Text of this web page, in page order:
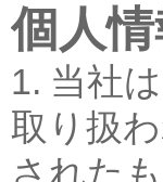
個人
1. 当社
取り扱
された